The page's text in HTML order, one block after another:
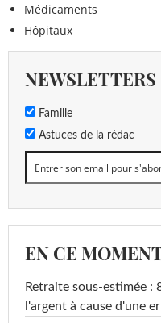
Médicaments
Hôpitaux
NEWSLETTERS
Famille
Astuces de la rédac
EN CE
Retraite sous-estimée :
l'argent à cause d'une